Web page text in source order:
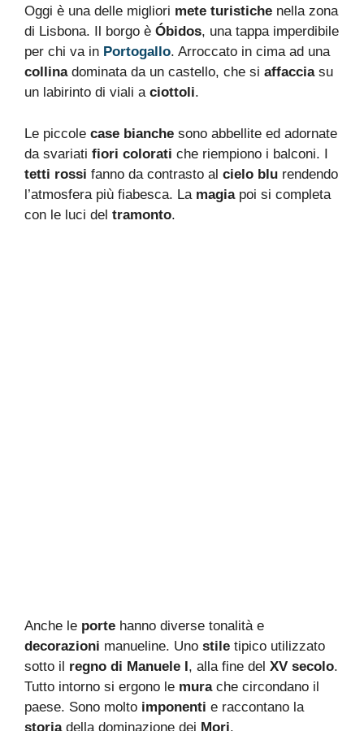
Oggi è una delle migliori mete turistiche nella zona
di Lisbona. Il borgo è Óbidos, una tappa imperdibile
per chi va in Portogallo. Arroccato in cima ad una
collinadominata da un castello, che si affacciasu
un labirinto di viali a ciottoli.
Le piccole case bianche sono abbellite ed adornate
da svariati fiori colorati che riempiono i balconi. I
tetti rossi fanno da contrasto al cielo blu rendendo
l’atmosfera più fiabesca. La magiapoi si completa
con le luci del tramonto.
Anche le porte hanno diverse tonalità e
decorazioni manueline. Uno stile tipico utilizzato
sotto il regno di Manuele I, alla fine del XV secolo.
Tutto intorno si ergono le murache circondano il
paese. Sono molto imponenti e raccontano la
storiadella dominazione dei Mori.